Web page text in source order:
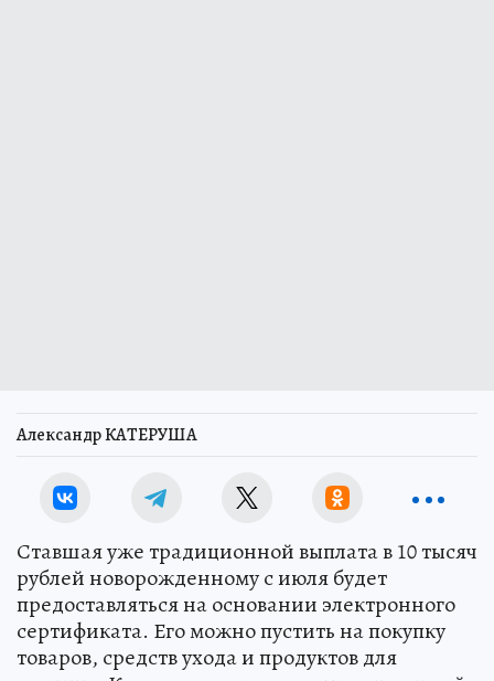
Александр КАТЕРУША
Ставшая уже традиционной выплата в 10 тысяч
рублей новорожденному с июля будет
предоставляться на основании электронного
сертификата. Его можно пустить на покупку
товаров, средств ухода и продуктов для